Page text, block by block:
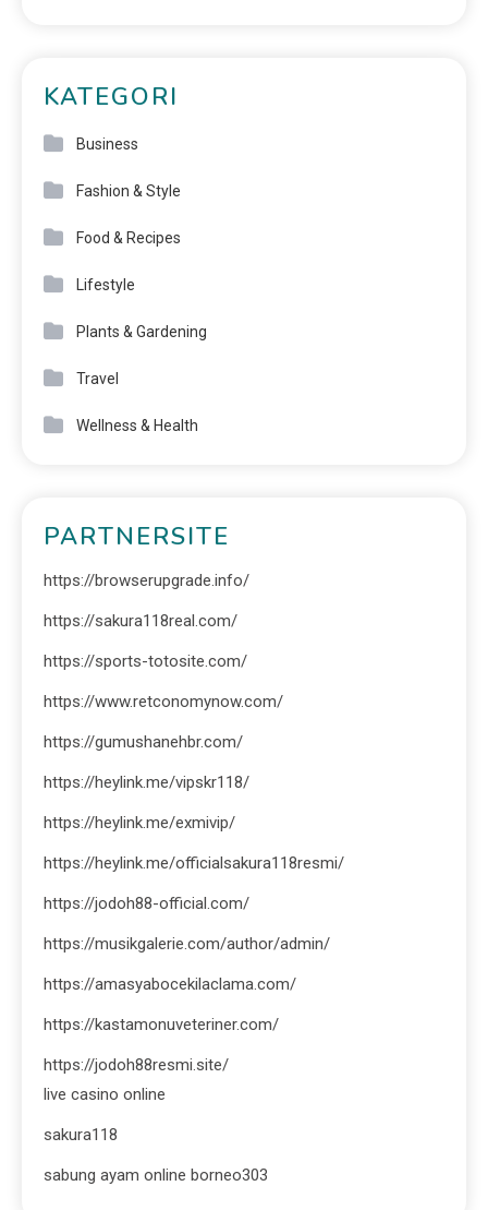
KATEGORI
Business
Fashion & Style
Food & Recipes
Lifestyle
Plants & Gardening
Travel
Wellness & Health
PARTNERSITE
https://browserupgrade.info/
https://sakura118real.com/
https://sports-totosite.com/
https://www.retconomynow.com/
https://gumushanehbr.com/
https://heylink.me/vipskr118/
https://heylink.me/exmivip/
https://heylink.me/officialsakura118resmi/
https://jodoh88-official.com/
https://musikgalerie.com/author/admin/
https://amasyabocekilaclama.com/
https://kastamonuveteriner.com/
https://jodoh88resmi.site/
live casino online
sakura118
sabung ayam online borneo303